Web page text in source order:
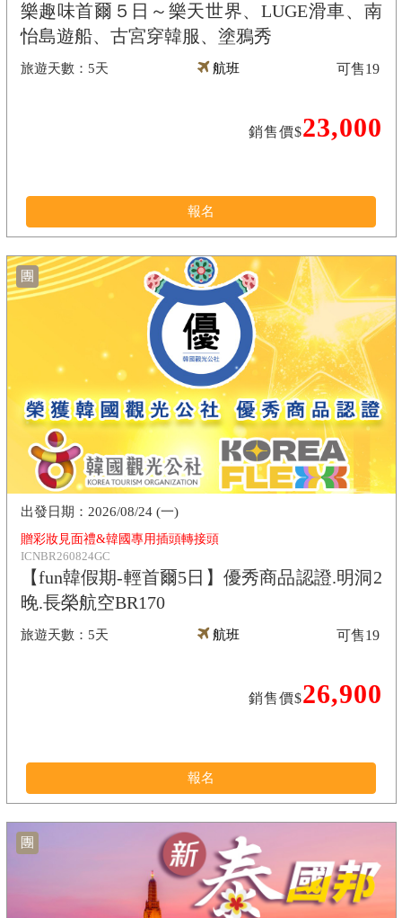
樂趣味首爾５日～樂天世界、LUGE滑車、南
怡島遊船、古宮穿韓服、塗鴉秀
5天 航班
銷售價$23,000
可售19
報名
團
贈彩妝見面禮&韓國專用插頭轉接頭
ICNBR260824GC
【fun韓假期-輕首爾5日】優秀商品認證.明洞2
晚.長榮航空BR170
5天
2026/08/24 (一)
航班
銷售價$26,900
可售19
報名
團